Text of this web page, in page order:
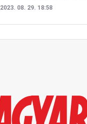
2023. 08. 29. 18:58